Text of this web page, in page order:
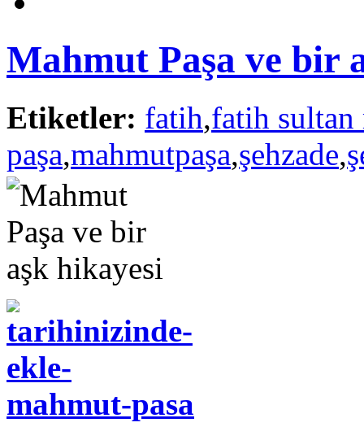
Mahmut Paşa ve bir
Etiketler: fatih,fatih sultan
paşa,mahmutpaşa,şehzade,